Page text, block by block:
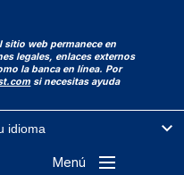
sitio web permanece en
legales, enlaces externos
la banca en línea. Por
si necesitas ayuda
idioma
Menú